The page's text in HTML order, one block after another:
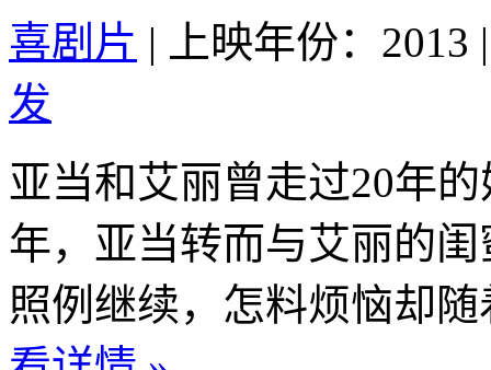
喜剧片 | 上映年份：2013 |
发
亚当和艾丽曾走过20年
年，亚当转而与艾丽的
照例继续，怎料烦恼却